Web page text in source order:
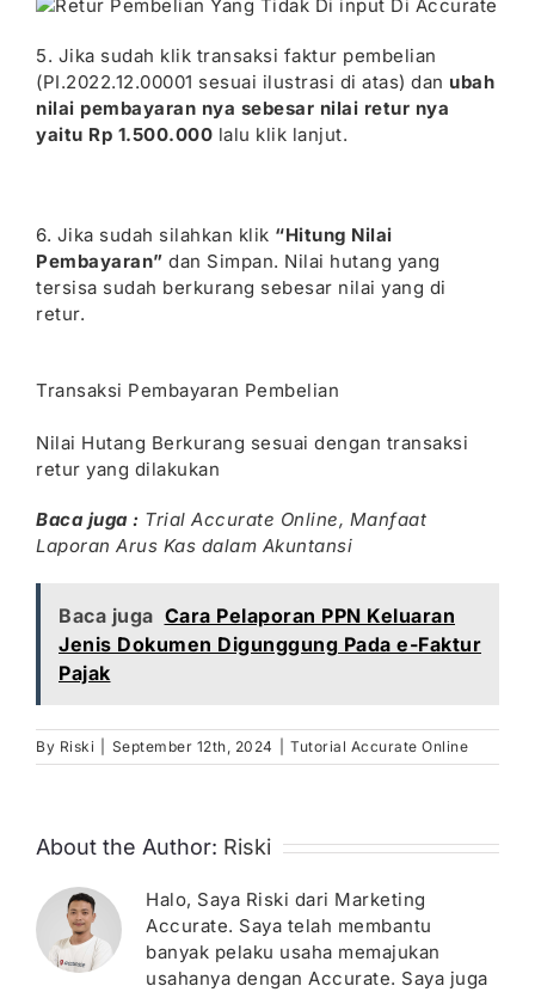
5. Jika sudah klik transaksi faktur pembelian
(PI.2022.12.00001 sesuai ilustrasi di atas) dan ubah
nilai pembayaran nya sebesar nilai retur nya
yaitu Rp 1.500.000 lalu klik lanjut.
6. Jika sudah silahkan klik “Hitung Nilai
Pembayaran” dan Simpan. Nilai hutang yang
tersisa sudah berkurang sebesar nilai yang di
retur.
Transaksi Pembayaran Pembelian
Nilai Hutang Berkurang sesuai dengan transaksi
retur yang dilakukan
Baca juga : Trial Accurate Online, Manfaat
Laporan Arus Kas dalam Akuntansi
Baca juga Cara Pelaporan PPN Keluaran
Jenis Dokumen Digunggung Pada e-Faktur
Pajak
By Riski September 12th, 2024 Tutorial Accurate Online
About the Author: Riski
Halo, Saya Riski dari Marketing
Accurate. Saya telah membantu
banyak pelaku usaha memajukan
usahanya dengan Accurate. Saya juga